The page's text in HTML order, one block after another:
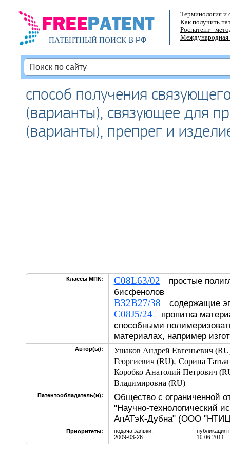
ПАТЕНТНЫЙ ПОИСКВ РФ
Терминология и
Как получить
Роспатент -
Международная
способ получения
(варианты), связующее для
(варианты), препрег и
Классы МПК: C08L63/02 простые
бисфенолов
B32B27/38 содержащие
C08J5/24пропитка
способными
материалах, например
Автор(ы):
Ушаков Андрей Евгеньевич
Георгиевич (RU), Сорина
Коробко Анатолий Петрович
Владимировна (RU)
Патентообладатель(и):
Общество с ограниченной
"Научно-технологический
АпАТэК-Дубна" (ООО
Приоритеты:
подача заявки:
2009-03-26
публикация
10.06.2011